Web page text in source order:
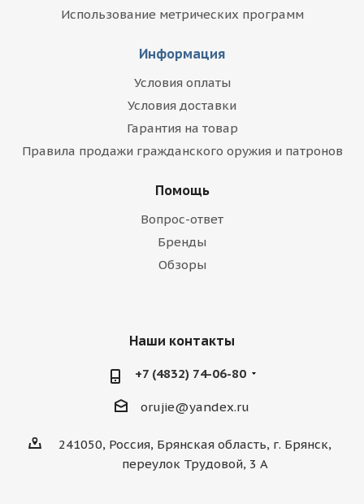
Использование метрических программ
Информация
Условия оплаты
Условия доставки
Гарантия на товар
Правила продажи гражданского оружия и патронов
Помощь
Вопрос-ответ
Бренды
Обзоры
Наши контакты
+7 (4832) 74-06-80
orujie@yandex.ru
241050, Россия, Брянская область, г. Брянск,
переулок Трудовой, 3 А